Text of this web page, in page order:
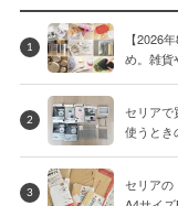
1
【2026
め。雑貨
2
セリアで
使うとき
3
セリアの